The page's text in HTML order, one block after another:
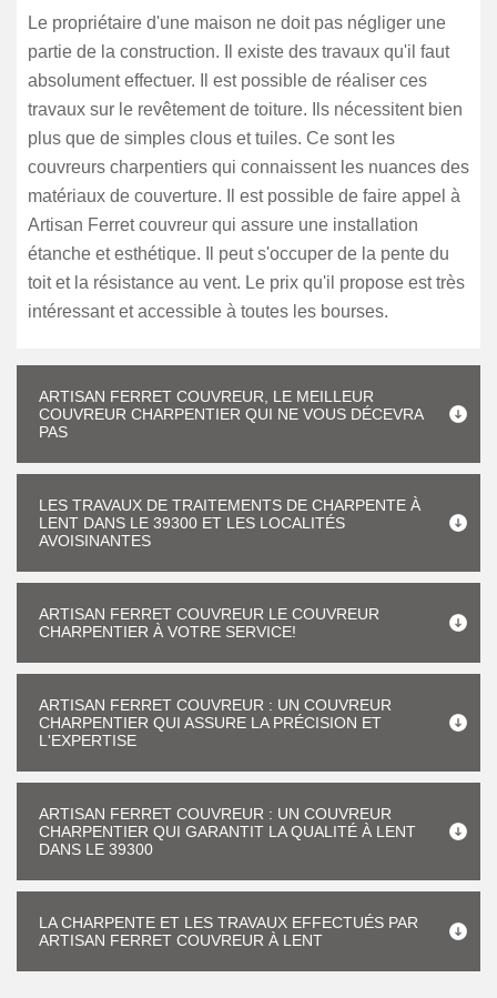
Le propriétaire d'une maison ne doit pas négliger une
partie de la construction. Il existe des travaux qu'il faut
absolument effectuer. Il est possible de réaliser ces
travaux sur le revêtement de toiture. Ils nécessitent bien
plus que de simples clous et tuiles. Ce sont les
couvreurs charpentiers qui connaissent les nuances des
matériaux de couverture. Il est possible de faire appel à
Artisan Ferret couvreur qui assure une installation
étanche et esthétique. Il peut s'occuper de la pente du
toit et la résistance au vent. Le prix qu'il propose est très
intéressant et accessible à toutes les bourses.
ARTISAN FERRET COUVREUR, LE MEILLEUR
COUVREUR CHARPENTIER QUI NE VOUS DÉCEVRA
PAS
LES TRAVAUX DE TRAITEMENTS DE CHARPENTE À
LENT DANS LE 39300 ET LES LOCALITÉS
AVOISINANTES
ARTISAN FERRET COUVREUR LE COUVREUR
CHARPENTIER À VOTRE SERVICE!
ARTISAN FERRET COUVREUR : UN COUVREUR
CHARPENTIER QUI ASSURE LA PRÉCISION ET
L'EXPERTISE
ARTISAN FERRET COUVREUR : UN COUVREUR
CHARPENTIER QUI GARANTIT LA QUALITÉ À LENT
DANS LE 39300
LA CHARPENTE ET LES TRAVAUX EFFECTUÉS PAR
ARTISAN FERRET COUVREUR À LENT